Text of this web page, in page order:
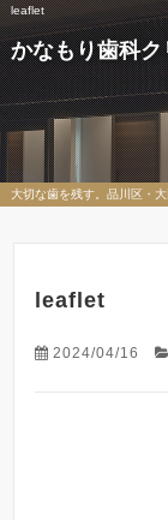
leaflet
かなもり歯科
大切な歯を残す。品川区・
leaflet
2024/04/16